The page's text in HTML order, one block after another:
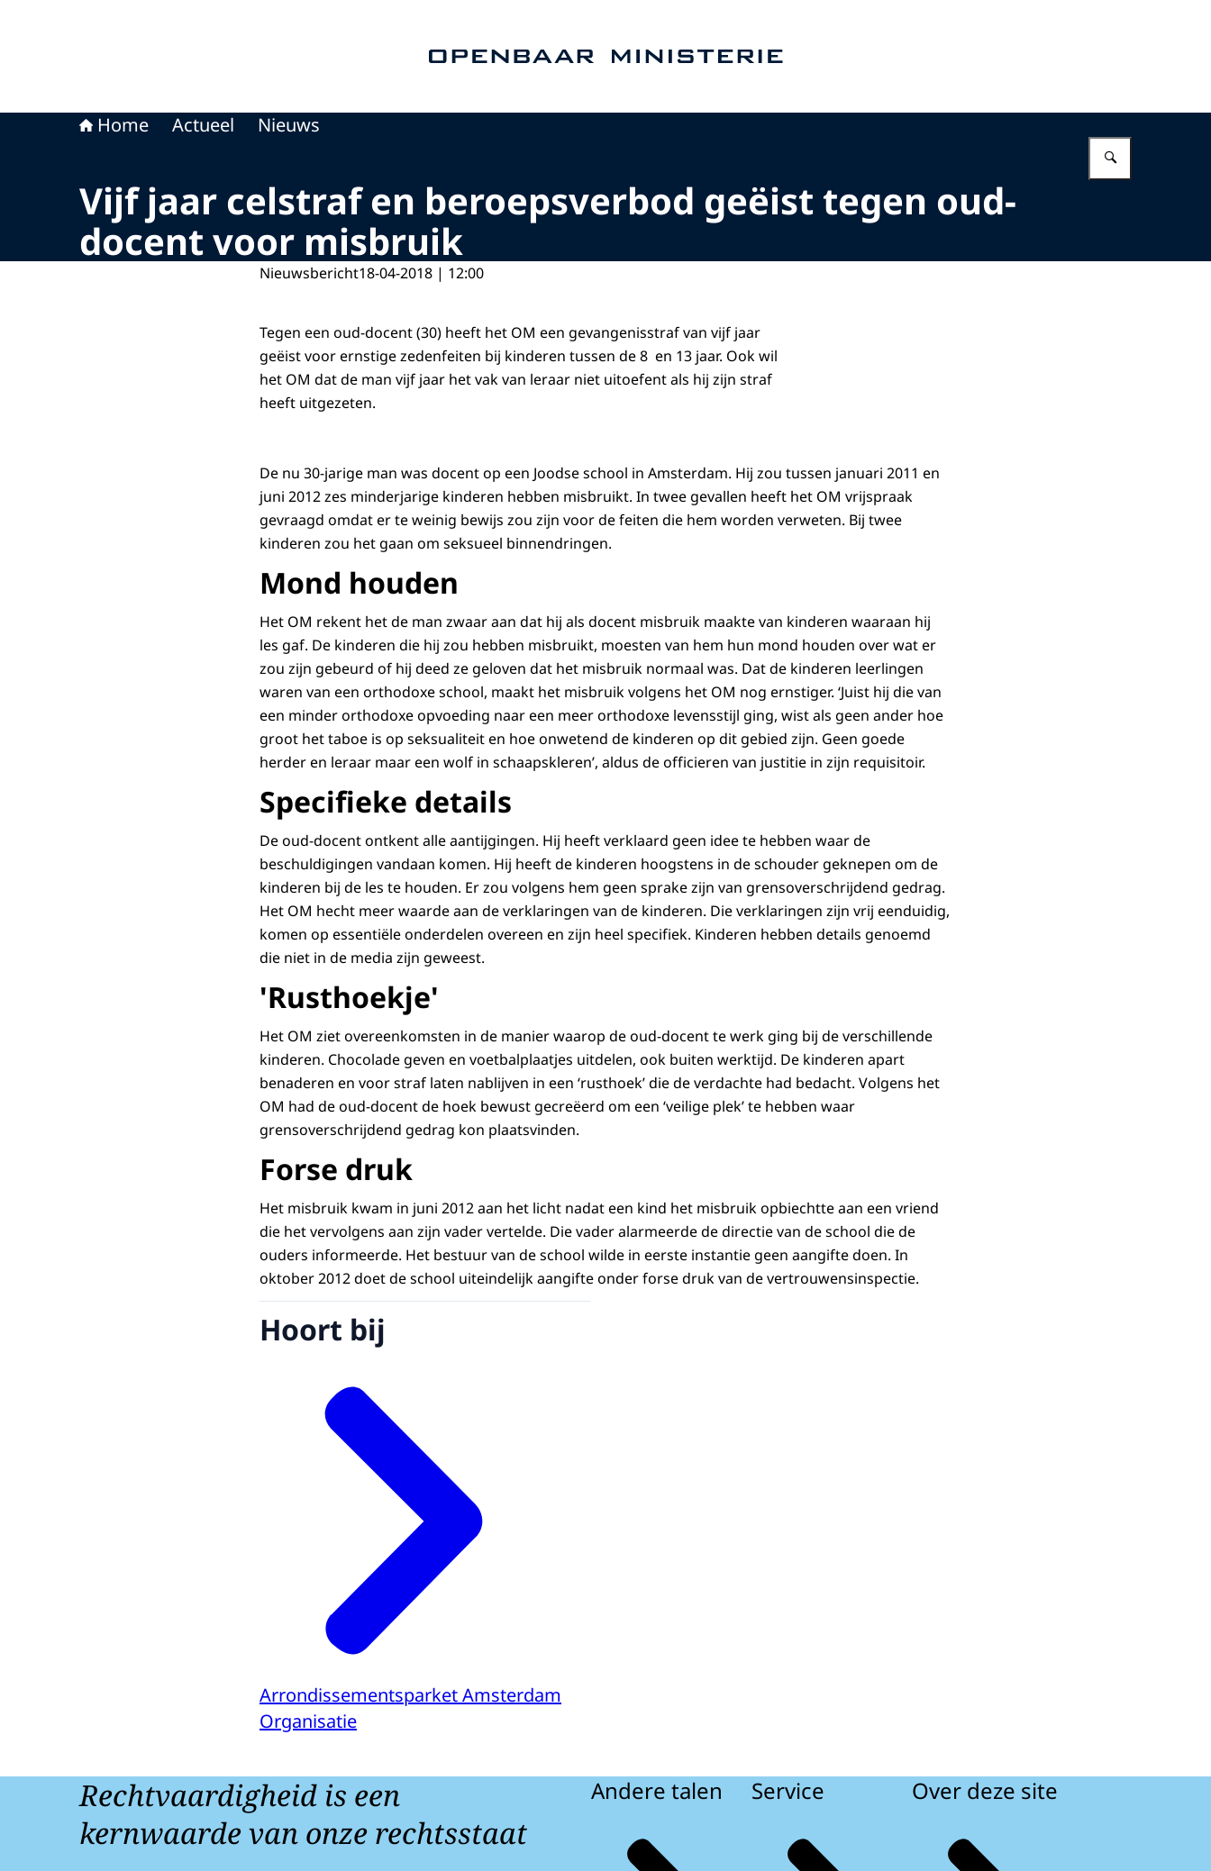
Home Actueel Nieuws
Vijf jaar celstraf en beroepsverbod geëist tegen oud-
docent voor misbruik
Nieuwsbericht18-04-2018 | 12:00
Tegen een oud-docent (30) heeft het OM een gevangenisstraf van vijf jaar
geëist voor ernstige zedenfeiten bij kinderen tussen de 8 en 13 jaar. Ook wil
het OM dat de man vijf jaar het vak van leraar niet uitoefent als hij zijn straf
heeft uitgezeten.
De nu 30-jarige man was docent op een Joodse school in Amsterdam. Hij zou tussen januari 2011 en
juni 2012 zes minderjarige kinderen hebben misbruikt. In twee gevallen heeft het OM vrijspraak
gevraagd omdat er te weinig bewijs zou zijn voor de feiten die hem worden verweten. Bij twee
kinderen zou het gaan om seksueel binnendringen.
Mond houden
Het OM rekent het de man zwaar aan dat hij als docent misbruik maakte van kinderen waaraan hij
les gaf. De kinderen die hij zou hebben misbruikt, moesten van hem hun mond houden over wat er
zou zijn gebeurd of hij deed ze geloven dat het misbruik normaal was. Dat de kinderen leerlingen
waren van een orthodoxe school, maakt het misbruik volgens het OM nog ernstiger. ‘Juist hij die van
een minder orthodoxe opvoeding naar een meer orthodoxe levensstijl ging, wist als geen ander hoe
groot het taboe is op seksualiteit en hoe onwetend de kinderen op dit gebied zijn. Geen goede
herder en leraar maar een wolf in schaapskleren’, aldus de officieren van justitie in zijn requisitoir.
Specifieke details
De oud-docent ontkent alle aantijgingen. Hij heeft verklaard geen idee te hebben waar de
beschuldigingen vandaan komen. Hij heeft de kinderen hoogstens in de schouder geknepen om de
kinderen bij de les te houden. Er zou volgens hem geen sprake zijn van grensoverschrijdend gedrag.
Het OM hecht meer waarde aan de verklaringen van de kinderen. Die verklaringen zijn vrij eenduidig,
komen op essentiële onderdelen overeen en zijn heel specifiek. Kinderen hebben details genoemd
die niet in de media zijn geweest.
'Rusthoekje'
Het OM ziet overeenkomsten in de manier waarop de oud-docent te werk ging bij de verschillende
kinderen. Chocolade geven en voetbalplaatjes uitdelen, ook buiten werktijd. De kinderen apart
benaderen en voor straf laten nablijven in een ‘rusthoek’ die de verdachte had bedacht. Volgens het
OM had de oud-docent de hoek bewust gecreëerd om een ‘veilige plek’ te hebben waar
grensoverschrijdend gedrag kon plaatsvinden.
Forse druk
Het misbruik kwam in juni 2012 aan het licht nadat een kind het misbruik opbiechtte aan een vriend
die het vervolgens aan zijn vader vertelde. Die vader alarmeerde de directie van de school die de
ouders informeerde. Het bestuur van de school wilde in eerste instantie geen aangifte doen. In
oktober 2012 doet de school uiteindelijk aangifte onder forse druk van de vertrouwensinspectie.
Hoort bij
Arrondissementsparket Amsterdam
Organisatie
Rechtvaardigheid is een
kernwaarde van onze rechtsstaat
Andere talen Service Over deze site